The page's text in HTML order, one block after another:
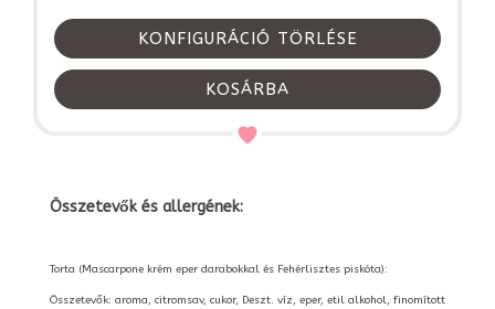
KONFIGURÁCIÓ TÖRLÉSE
KOSÁRBA
Összetevők és allergének:
Torta (Mascarpone krém eper darabokkal és Fehérlisztes piskóta):
Összetevők: aroma, citromsav, cukor, Deszt. víz, eper, etil alkohol, finomított